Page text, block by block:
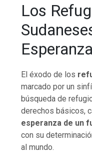
Los
Esperanza
El éxodo de los
marcado por un
búsqueda de
derechos básicos,
esperanza de un
con su
al mundo.